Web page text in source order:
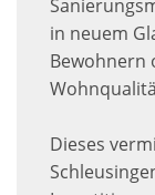
in neuem
Bewohnern
Dieses